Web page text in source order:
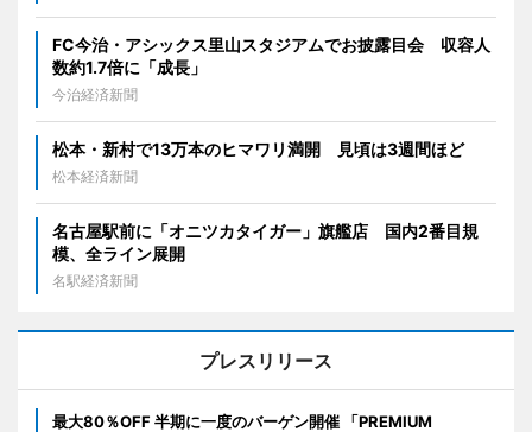
FC今治・アシックス里山スタジアムでお披露目会 収容人
数約1.7倍に「成長」
今治経済新聞
松本・新村で13万本のヒマワリ満開 見頃は3週間ほど
松本経済新聞
名古屋駅前に「オニツカタイガー」旗艦店 国内2番目規
模、全ライン展開
名駅経済新聞
プレスリリース
最大80％OFF 半期に一度のバーゲン開催 「PREMIUM